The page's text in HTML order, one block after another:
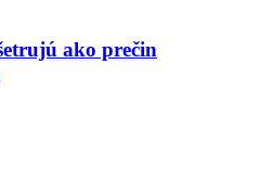
ako prečin